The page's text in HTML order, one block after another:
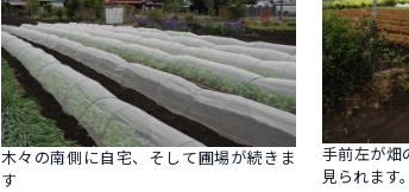
木々の南側に自宅、そして圃場が続きま
す
手前左が畑
見られます。